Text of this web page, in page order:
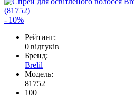
- 10%
Рейтинг:
0 відгуків
Бренд:
Brelil
Модель:
81752
100